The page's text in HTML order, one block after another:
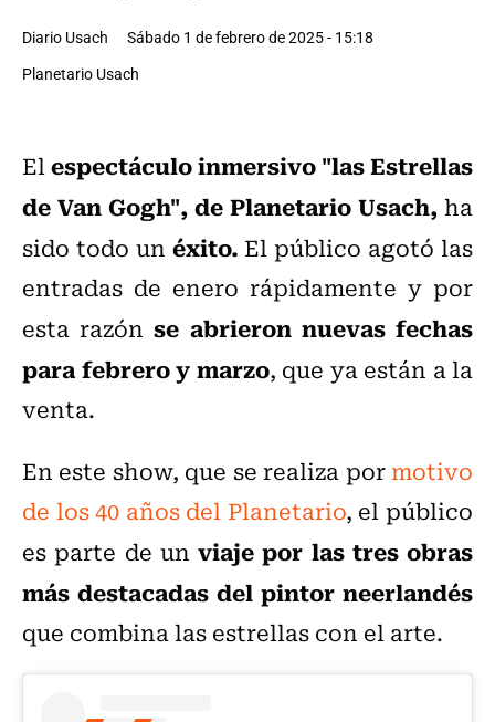
Diario Usach
Sábado 1 de febrero de 2025 - 15:18
Planetario Usach
Elespectáculo inmersivo "las Estrellas
de Van Gogh", de Planetario Usach,ha
sido todo un éxito. El público agotó las
entradas de enero rápidamente y por
esta razónse abrieron nuevas fechas
para febrero y marzo, que ya están a la
venta.
En este show, que se realiza pormotivo
de los 40 años del Planetario, el público
es parte de un viaje por las tres obras
más destacadas del pintor neerlandés
que combina las estrellas con el arte.